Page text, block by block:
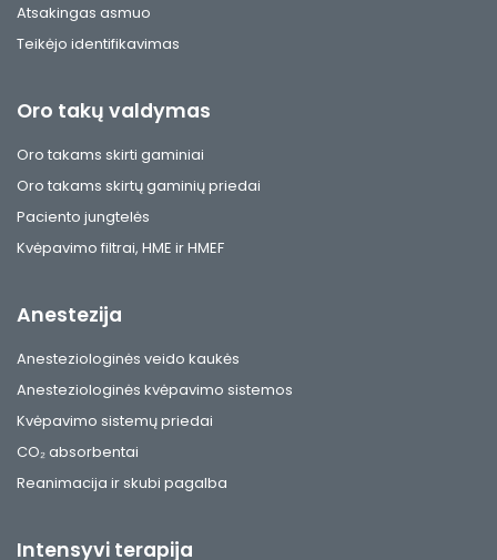
Atsakingas asmuo
Teikėjo identifikavimas
Oro takų valdymas
Oro takams skirti gaminiai
Oro takams skirtų gaminių priedai
Paciento jungtelės
Kvėpavimo filtrai, HME ir HMEF
Anestezija
Anesteziologinės veido kaukės
Anesteziologinės kvėpavimo sistemos
Kvėpavimo sistemų priedai
CO₂ absorbentai
Reanimacija ir skubi pagalba
Intensyvi terapija